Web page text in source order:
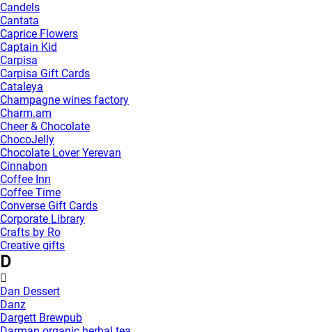
Candels
Cantata
Caprice Flowers
Captain Kid
Carpisa
Carpisa Gift Cards
Cataleya
Champagne wines factory
Charm.am
Cheer & Chocolate
ChocoJelly
Chocolate Lover Yerevan
Cinnabon
Coffee Inn
Coffee Time
Converse Gift Cards
Corporate Library
Crafts by Ro
Creative gifts
D
Dan Dessert
Danz
Dargett Brewpub